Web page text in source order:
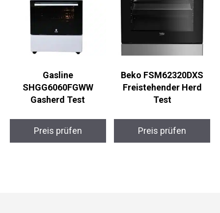
Gasline
SHGG6060FGWW
Gasherd Test
Preis prüfen
Beko FSM62320DXS
Freistehender Herd
Test
Preis prüfen